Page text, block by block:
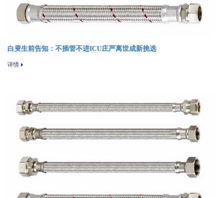
白叟生前告知：不插管不进ICU庄严离世成新挑选
详情